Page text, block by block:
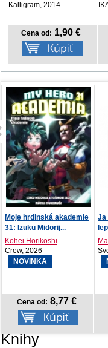
Kalligram, 2014
Cena od: 1,90 €
Moje hrdinská akademie
31: Izuku Midorij...
Kohei Horikoshi
Crew, 2026
NOVINKA
Cena od: 8,77 €
Ja
Knihy